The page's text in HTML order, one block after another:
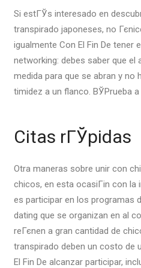
Si estГЎs interesado en
transpirado japoneses, no
igualmente Con El Fin De tener
networking: debes saber que
medida para que se abran y no
timidez a un flanco. ВЎPrueba
Citas rГЎpidas
Otra maneras sobre unir con
chicos, en esta ocasiГіn con la
es participar en los programas
dating que se organizan en al
reГєnen a gran cantidad de
transpirado deben un costo de
El Fin De alcanzar participar,